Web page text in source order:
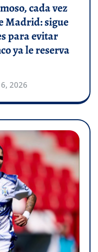
cada vez
Madrid: sigue
para evitar
ya le reserva
2026